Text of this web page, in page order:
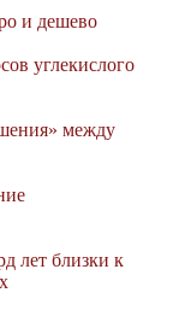
и дешево
углекислого
между
лет близки к